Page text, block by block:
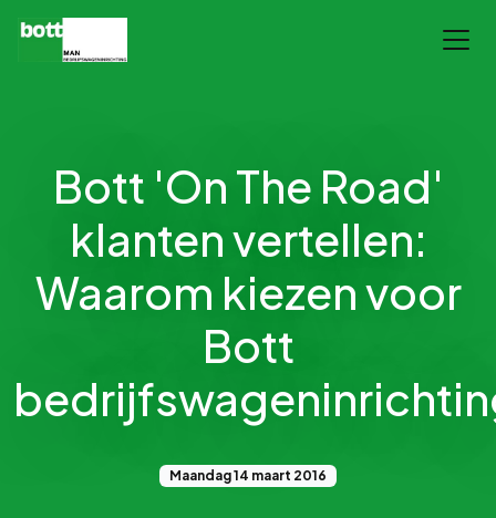
Bott 'On The Road'
klanten vertellen:
Waarom kiezen voor
Bott
Maandag 14 maart 2016